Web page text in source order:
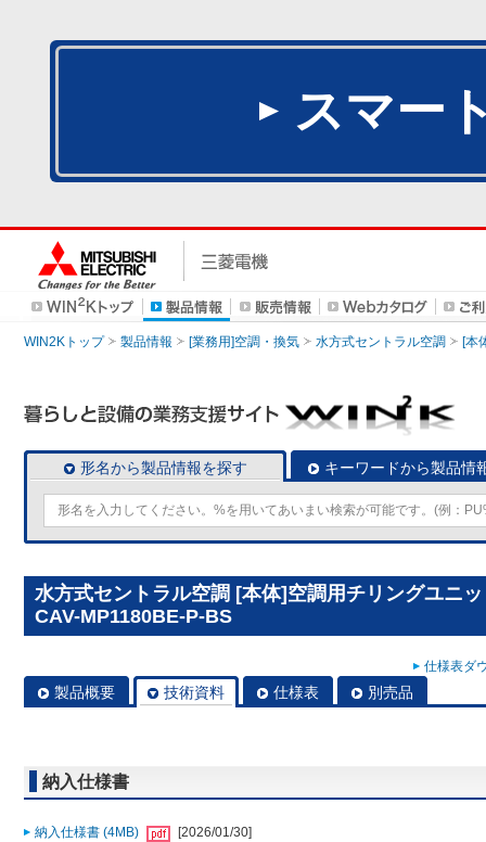
スマー
WIN2Kトップ 製品情報 [業務用]空調・換気 水方式セントラル空調 [本
形名から製品情報を探す キーワードから製品情
水方式セントラル空調 [本体]空調用チリングユニ
CAV-MP1180BE-P-BS
仕様表ダ
製品概要 技術資料 仕様表 別売品
納入仕様書
納入仕様書 (4MB) [2026/01/30]